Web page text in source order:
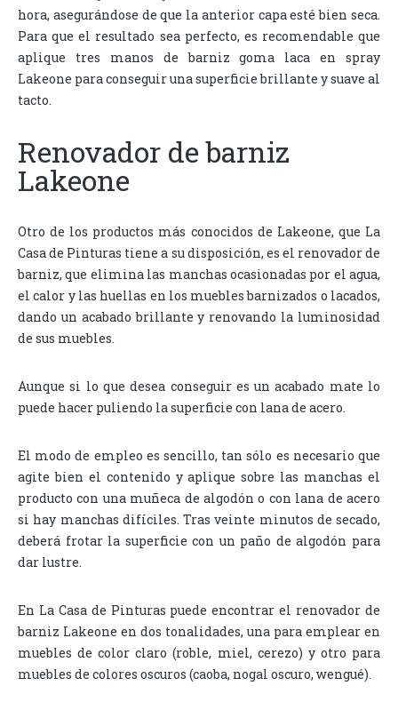
hora, asegurándose de que la anterior capa esté bien seca.
Para que el resultado sea perfecto, es recomendable que
aplique tres manos de barniz goma laca en spray
Lakeone para conseguir una superficie brillante y suave al
tacto.
Renovador de barniz
Lakeone
Otro de los productos más conocidos de Lakeone, que La
Casa de Pinturas tiene a su disposición, es el renovador de
barniz, que elimina las manchas ocasionadas por el agua,
el calor y las huellas en los muebles barnizados o lacados,
dando un acabado brillante y renovando la luminosidad
de sus muebles.
Aunque si lo que desea conseguir es un acabado mate lo
puede hacer puliendo la superficie con lana de acero.
El modo de empleo es sencillo, tan sólo es necesario que
agite bien el contenido y aplique sobre las manchas el
producto con una muñeca de algodón o con lana de acero
si hay manchas difíciles. Tras veinte minutos de secado,
deberá frotar la superficie con un paño de algodón para
dar lustre.
En La Casa de Pinturas puede encontrar el renovador de
barniz Lakeone en dos tonalidades, una para emplear en
muebles de color claro (roble, miel, cerezo) y otro para
muebles de colores oscuros (caoba, nogal oscuro, wengué).